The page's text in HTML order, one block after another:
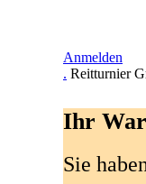
Anmelden
. Reitturnier
Ihr
Sie